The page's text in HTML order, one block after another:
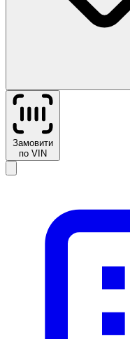
Замовити
по VIN